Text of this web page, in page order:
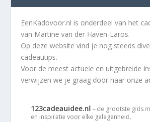
EenKadovoor.nl is onderdeel van het
van Martine van der Haven-Laros.
Op deze website vind je nog steeds
cadeautips.
Voor de meest actuele en uitgebreide
verwijzen we je graag door naar onze
123cadeauidee.nl – de grootste gids
en inspiratie voor elke gelegenheid.